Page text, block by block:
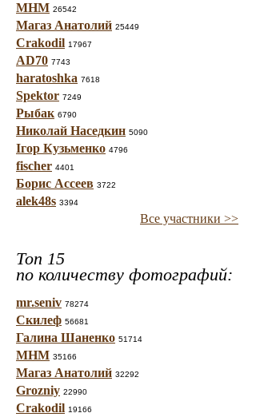
МНМ 26542
Магаз Анатолий 25449
Crakodil 17967
AD70 7743
haratoshka 7618
Spektor 7249
Рыбак 6790
Николай Наседкин 5090
Ігор Кузьменко 4796
fischer 4401
Борис Ассеев 3722
alek48s 3394
Все участники >>
Топ 15
по количеству фотографий:
mr.seniv 78274
Скилеф 56681
Галина Шаненко 51714
МНМ 35166
Магаз Анатолий 32292
Grozniy 22990
Crakodil 19166